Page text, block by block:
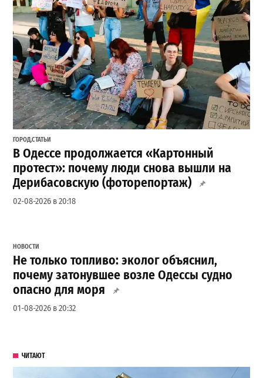
ГОРОД,СТАТЬИ
В Одессе продолжается «Картонный
протест»: почему люди снова вышли на
Дерибасовскую (фоторепортаж)
02-08-2026 в 20:18
НОВОСТИ
Не только топливо: эколог объяснил,
почему затонувшее возле Одессы судно
опасно для моря
01-08-2026 в 20:32
ЧИТАЮТ